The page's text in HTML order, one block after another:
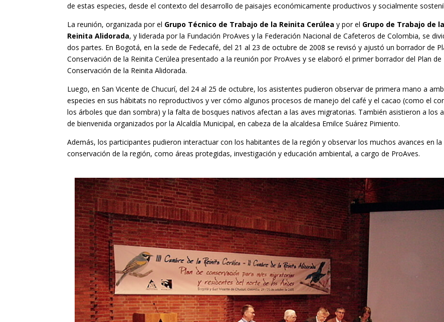
de estas especies, desde el contexto del desarrollo de paisajes económicamente productivos y socialmente
La reunión, organizada por el Grupo Técnico de Trabajo de la Reinita Cerúlea y por el Grupo de Trabajo de la
Reinita Alidorada, y liderada por la Fundación ProAves y la Federación Nacional de Cafeteros de Colombia, se
dos partes. En Bogotá, en la sede de Fedecafé, del 21 al 23 de octubre de 2008 se revisó y ajustó un borrador de
Conservación de la Reinita Cerúlea presentado a la reunión por ProAves y se elaboró el primer borrador del Plan de
Conservación de la Reinita Alidorada.
Luego, en San Vicente de Chucurí, del 24 al 25 de octubre, los asistentes pudieron observar de primera mano a
especies en sus hábitats no reproductivos y ver cómo algunos procesos de manejo del café y el cacao (como el
los árboles que dan sombra) y la falta de bosques nativos afectan a las aves migratorias. También asistieron a los
de bienvenida organizados por la Alcaldía Municipal, en cabeza de la alcaldesa Emilce Suárez Pimiento.
Además, los participantes pudieron interactuar con los habitantes de la región y observar los muchos avances en la
conservación de la región, como áreas protegidas, investigación y educación ambiental, a cargo de ProAves.